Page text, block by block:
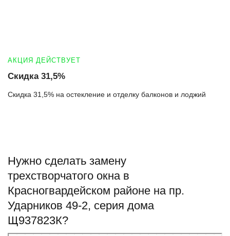
АКЦИЯ ДЕЙСТВУЕТ
Скидка 31,5%
Скидка 31,5% на остекление и отделку балконов и лоджий
Нужно сделать замену
трехстворчатого окна в
Красногвардейском районе на пр.
Ударников 49-2, серия дома
Щ937823К?